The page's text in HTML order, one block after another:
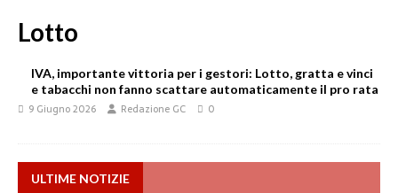
Lotto
IVA, importante vittoria per i gestori: Lotto, gratta e vinci
e tabacchi non fanno scattare automaticamente il pro rata
9 Giugno 2026 Redazione GC 0
ULTIME NOTIZIE